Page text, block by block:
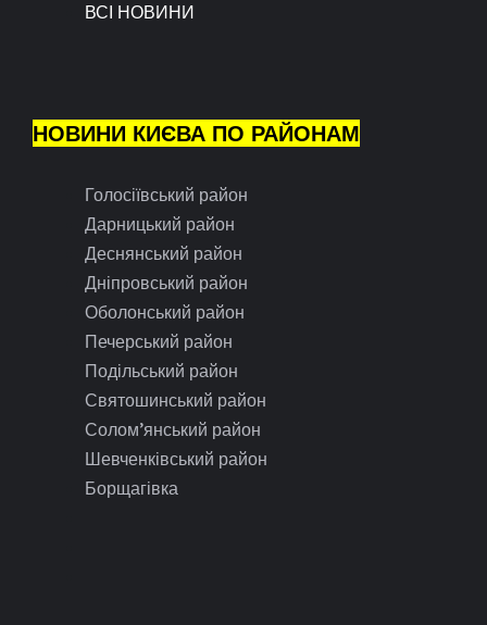
ВСІ НОВИНИ
НОВИНИ КИЄВА ПО РАЙОНАМ
Голосіївський район
Дарницький район
Деснянський район
Дніпровський район
Оболонський район
Печерський район
Подільський район
Святошинський район
Солом’янський район
Шевченківський район
Борщагівка